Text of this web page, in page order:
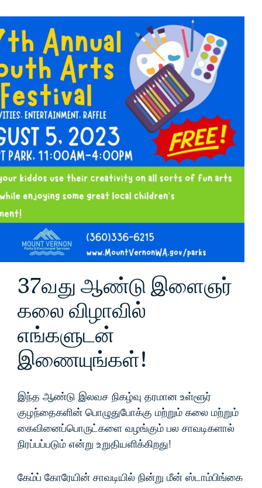
37வது ஆண்டு இளைஞர்
கலை விழாவில்
எங்களுடன்
இணையுங்கள்!
இந்த ஆண்டு இலவச நிகழ்வு தரமான உள்ளூர்
குழந்தைகளின் பொழுதுபோக்கு மற்றும் கலை மற்றும்
கைவினைப்பொருட்களை வழங்கும் பல சாவடிகளால்
நிரப்பப்படும் என்று உறுதியளிக்கிறது!
கேம்ப் கோரேயின் சாவடியில் நின்று மீன் ஸ்டாம்பிங்கை